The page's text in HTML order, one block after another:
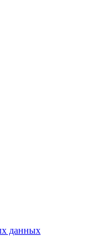
данных